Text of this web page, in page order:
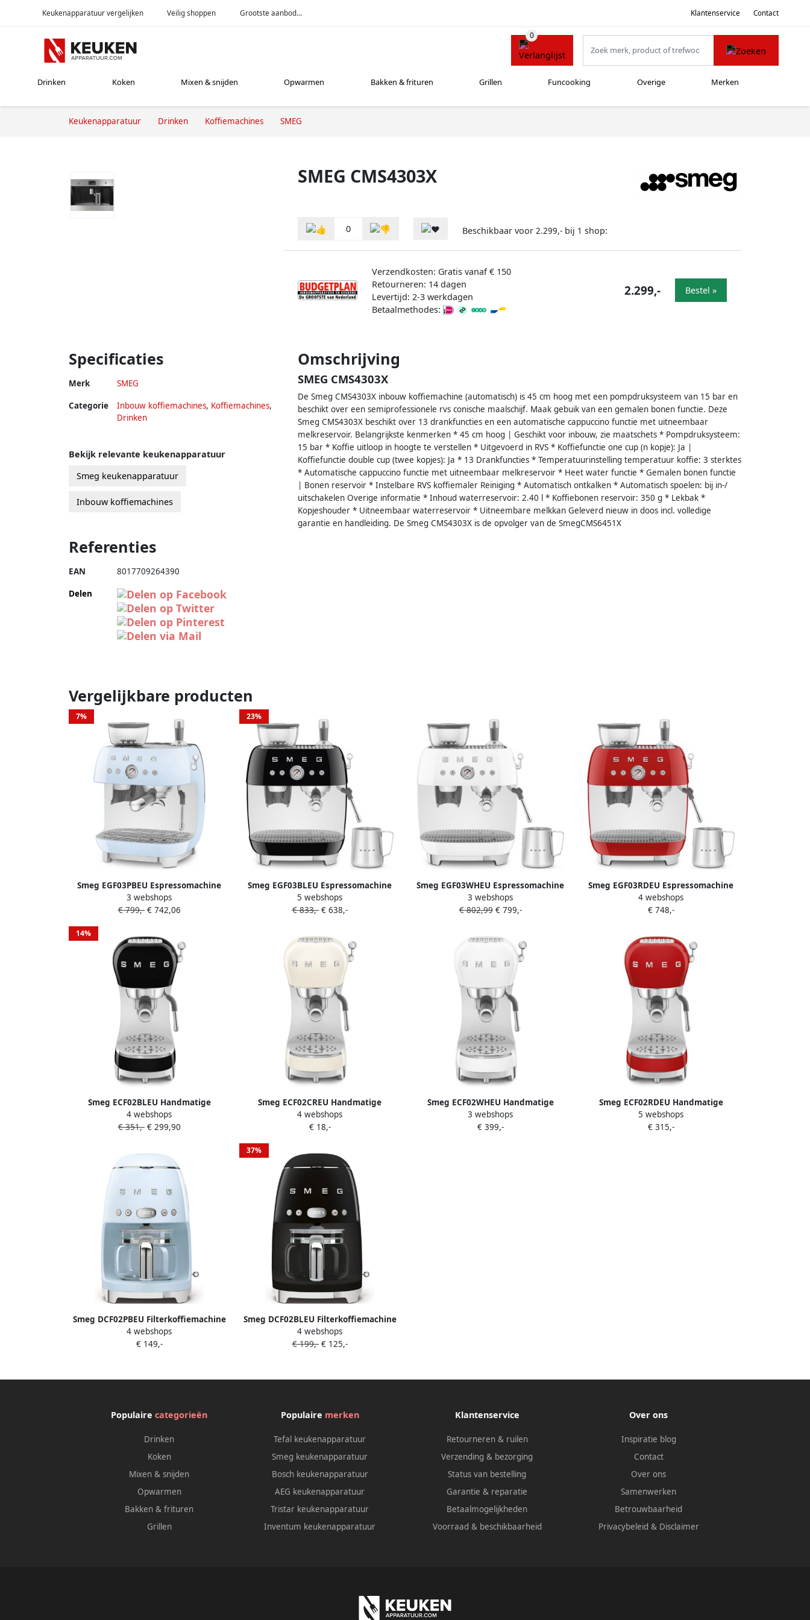
Keukenapparatuur vergelijken Veilig shoppen Grootste aanbod... Klantenservice Contact
Drinken Koken Mixen & snijden Opwarmen Bakken & frituren Grillen Funcooking Overige Merken
Keukenapparatuur Drinken Koffiemachines SMEG
SMEG CMS4303X
0 Beschikbaar voor 2.299,- bij 1 shop:
Verzendkosten: Gratis vanaf € 150
Retourneren: 14 dagen
Levertijd: 2-3 werkdagen
Betaalmethodes:
2.299,- Bestel »
Specificaties
Merk SMEG
Categorie Inbouw koffiemachines, Koffiemachines,
Drinken
Omschrijving
SMEG CMS4303X
De Smeg CMS4303X inbouw koffiemachine (automatisch) is 45 cm hoog met een pompdruksysteem van 15 bar en
beschikt over een semiprofessionele rvs conische maalschijf. Maak gebuik van een gemalen bonen functie. Deze
Smeg CMS4303X beschikt over 13 drankfuncties en een automatische cappuccino functie met uitneembaar
melkreservoir. Belangrijkste kenmerken * 45 cm hoog | Geschikt voor inbouw, zie maatschets * Pompdruksysteem:
15 bar * Koffie uitloop in hoogte te verstellen * Uitgevoerd in RVS * Koffiefunctie one cup (n kopje): Ja |
Koffiefunctie double cup (twee kopjes): Ja * 13 Drankfuncties * Temperatuurinstelling temperatuur koffie: 3 sterktes
* Automatische cappuccino functie met uitneembaar melkreservoir * Heet water functie * Gemalen bonen functie
| Bonen reservoir * Instelbare RVS koffiemaler Reiniging * Automatisch ontkalken * Automatisch spoelen: bij in-/
uitschakelen Overige informatie * Inhoud waterreservoir: 2.40 l * Koffiebonen reservoir: 350 g * Lekbak *
Kopjeshouder * Uitneembaar waterreservoir * Uitneembare melkkan Geleverd nieuw in doos incl. volledige
garantie en handleiding. De Smeg CMS4303X is de opvolger van de SmegCMS6451X
Bekijk relevante keukenapparatuur
Smeg keukenapparatuur
Inbouw koffiemachines
Referenties
EAN 8017709264390
Delen
Vergelijkbare producten
7%
Smeg EGF03PBEU Espressomachine
met Geïntegreerde Bonenmaler
Pistonmachine Dubbel Thermoblock 58
Stoompijp '50s Style Pastelblauw
3 webshops
€ 799,-€ 742,06
23%
Smeg EGF03BLEU Espressomachine
met Geïntegreerde Bonenmaler
Pistonmachine Dubbel Thermoblock 58
Stoompijp '50s Style Zwart
5 webshops
€ 833,-€ 638,-
Smeg EGF03WHEU Espressomachine
met Geïntegreerde Bonenmaler
Pistonmachine Dubbel Thermoblock 58
Stoompijp '50s Style Wit
3 webshops
€ 802,99€ 799,-
Smeg EGF03RDEU Espressomachine
met Geïntegreerde Bonenmaler
Pistonmachine Dubbel Thermoblock 58
Stoompijp '50s Style Rood
4 webshops
€ 748,-
14%
Smeg ECF02BLEU Handmatige
Espressomachine Pistonmachine 15
Bar Thermoblock Stoompijp Geschikt
Style Zwart
4 webshops
€ 351,-€ 299,90
Smeg ECF02CREU Handmatige
Espressomachine Pistonmachine 15
Bar Thermoblock Stoompijp Geschikt
Style Crème
4 webshops
€ 18,-
Smeg ECF02WHEU Handmatige
Espressomachine Pistonmachine 15
Bar Thermoblock Stoompijp Geschikt
3 webshops
€ 399,-
Smeg ECF02RDEU Handmatige
Espressomachine Pistonmachine 15
Bar Thermoblock Stoompijp Geschikt
5 webshops
€ 315,-
Smeg DCF02PBEU Filterkoffiemachine
Koffiezetapparaat 10 Koppen
Warmhoudfunctie 40 min Aroma
4 webshops
€ 149,-
37%
Smeg DCF02BLEU Filterkoffiemachine
Koffiezetapparaat 10 Koppen
Warmhoudfunctie 40 min Aroma
4 webshops
€ 199,-€ 125,-
Populairecategorieën
Drinken
Koken
Mixen & snijden
Opwarmen
Bakken & frituren
Grillen
Populaire merken
Tefal keukenapparatuur
Smeg keukenapparatuur
Bosch keukenapparatuur
AEG keukenapparatuur
Tristar keukenapparatuur
Inventum keukenapparatuur
Klantenservice
Retourneren & ruilen
Verzending & bezorging
Status van bestelling
Garantie & reparatie
Betaalmogelijkheden
Voorraad & beschikbaarheid
Over ons
Inspiratie blog
Contact
Over ons
Samenwerken
Betrouwbaarheid
Privacybeleid & Disclaimer